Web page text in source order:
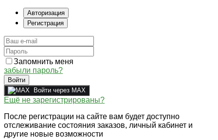
Авторизация
Регистрация
Запомнить меня
забыли пароль?
Войти
Войти через MAX
Ещё не зарегистрированы?
После регистрации на сайте вам будет доступно
отслеживание состояния заказов, личный кабинет и
другие новые возможности